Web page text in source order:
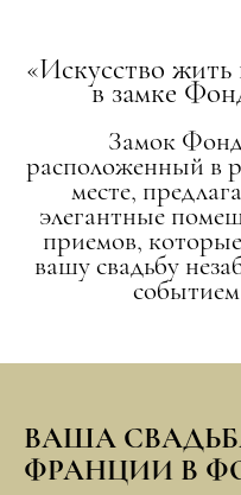
«Искусство жить
в замке
Замок
расположенный в
месте,
элегантные
приемов,
вашу свадьбу
ВАША
ФРАНЦИИ В